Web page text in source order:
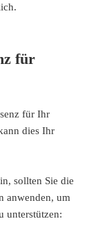
für
für Ihr
dies Ihr
sollten Sie die
anwenden, um
unterstützen: